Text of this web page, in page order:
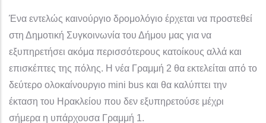
Ένα εντελώς καινούργιο δρομολόγιο έρχεται να προστεθεί
στη Δημοτική Συγκοινωνία του Δήμου μας για να
εξυπηρετήσει ακόμα περισσότερους κατοίκους αλλά και
επισκέπτες της πόλης. Η νέα Γραμμή 2 θα εκτελείται από το
δεύτερο ολοκαίνουργιο mini bus και θα καλύπτει την
έκταση του Ηρακλείου που δεν εξυπηρετούσε μέχρι
σήμερα η υπάρχουσα Γραμμή 1.